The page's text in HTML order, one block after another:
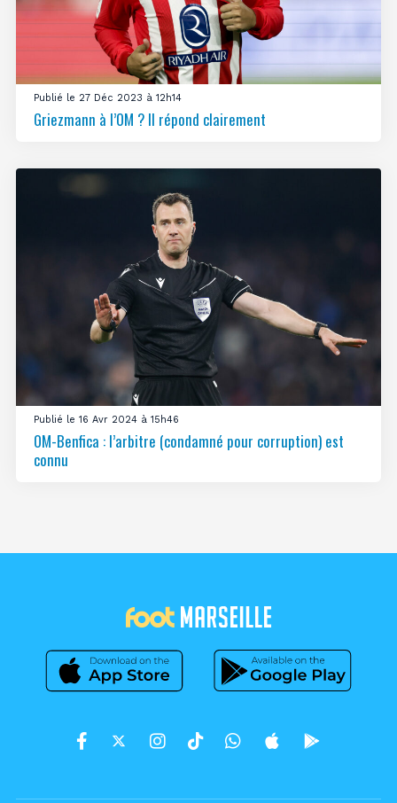
Publié le 27 Déc 2023 à 12h14
Griezmann à l’OM ? Il répond clairement
Publié le 16 Avr 2024 à 15h46
OM-Benfica : l’arbitre (condamné pour corruption) est
connu